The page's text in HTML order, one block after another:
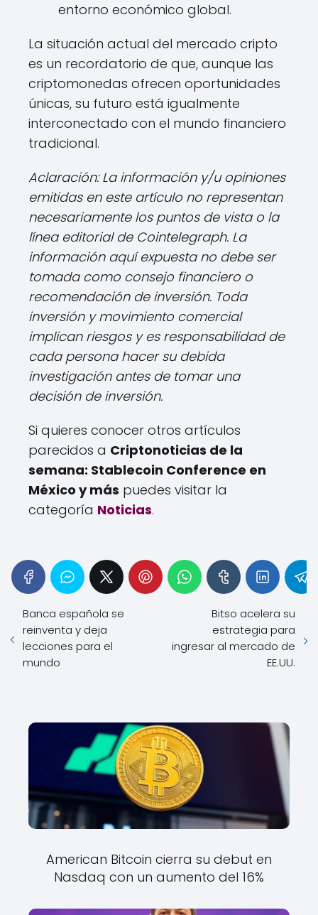
entorno económico global.
La situación actual del mercado cripto
es un recordatorio de que, aunque las
criptomonedas ofrecen oportunidades
únicas, su futuro está igualmente
interconectado con el mundo financiero
tradicional.
Aclaración: La información y/u opiniones
emitidas en este artículo no representan
necesariamente los puntos de vista o la
línea editorial de Cointelegraph. La
información aquí expuesta no debe ser
tomada como consejo financiero o
recomendación de inversión. Toda
inversión y movimiento comercial
implican riesgos y es responsabilidad de
cada persona hacer su debida
investigación antes de tomar una
decisión de inversión.
Si quieres conocer otros artículos
parecidos a Criptonoticias de la
semana: Stablecoin Conference en
México y más puedes visitar la
categoría Noticias.
Banca española se
reinventa y deja
lecciones para el
mundo
Bitso acelera su
estrategia para
ingresar al mercado de
EE.UU.
American Bitcoin cierra su debut en
Nasdaq con un aumento del 16%